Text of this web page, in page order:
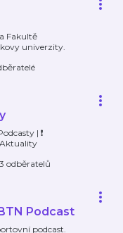
Fakultě
univerzity.
| ❗️
odběratelů
Podcast
podcast.